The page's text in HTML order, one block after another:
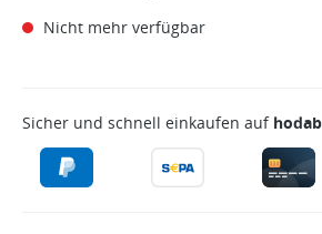
Nicht mehr verfügbar
Sicher und schnell einkaufen auf